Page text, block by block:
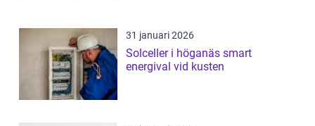
31 januari 2026
Solceller i höganäs smart
energival vid kusten